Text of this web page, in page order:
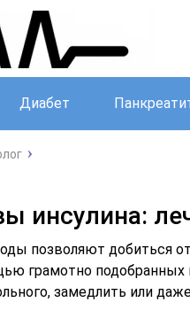
Диабет
инсулина:
позволяют добиться
грамотно
замедлить или